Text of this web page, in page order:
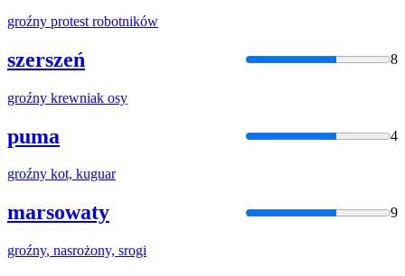
groźny protest robotników
szerszeń 8
groźny krewniak osy
puma 4
groźny kot, kuguar
marsowaty 9
groźny, nasrożony, srogi